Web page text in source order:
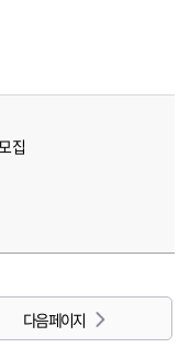
집
다음 페이지